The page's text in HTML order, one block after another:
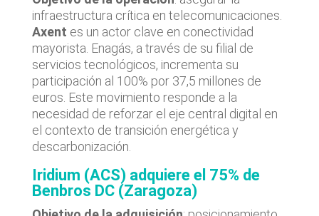
infraestructura crítica en telecomunicaciones.
Axent es un actor clave en conectividad
mayorista. Enagás, a través de su filial de
servicios tecnológicos, incrementa su
participación al 100% por 37,5 millones de
euros. Este movimiento responde a la
necesidad de reforzar el eje central digital en
el contexto de transición energética y
descarbonización.
Iridium (ACS) adquiere el 75% de
Benbros DC (Zaragoza)